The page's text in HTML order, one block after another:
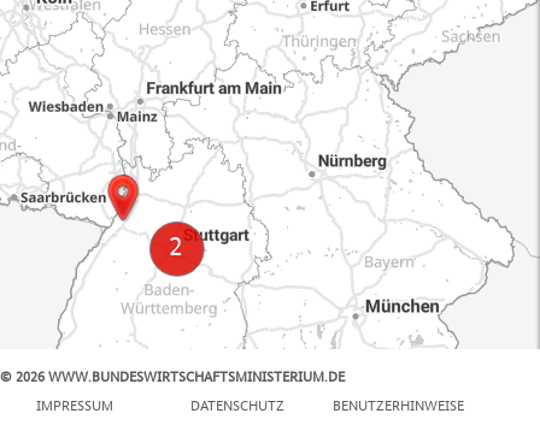
© 2026 WWW.BUNDESWIRTSCHAFTSMINISTERIUM.DE
IMPRESSUM
DATENSCHUTZ BENUTZERHINWEISE